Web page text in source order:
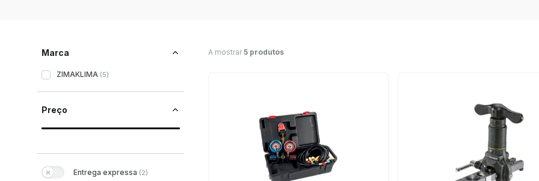
Marca
ZIMAKLIMA (5)
Preço
Entrega expressa (2)
A mostrar 5 produtos